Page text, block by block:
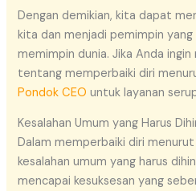
Dengan demikian, kita dapat
kita dan menjadi pemimpin yang
memimpin dunia. Jika Anda
tentang memperbaiki diri
Pondok CEO untuk layanan
Kesalahan Umum yang Harus
Dalam memperbaiki diri
kesalahan umum yang harus
mencapai kesuksesan yang